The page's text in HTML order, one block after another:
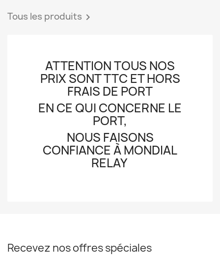
Tous les produits 
ATTENTION TOUS NOS
PRIX SONT TTC ET HORS
FRAIS DE PORT
EN CE QUI CONCERNE LE
PORT,
NOUS FAISONS
CONFIANCE À MONDIAL
RELAY
Recevez nos offres spéciales